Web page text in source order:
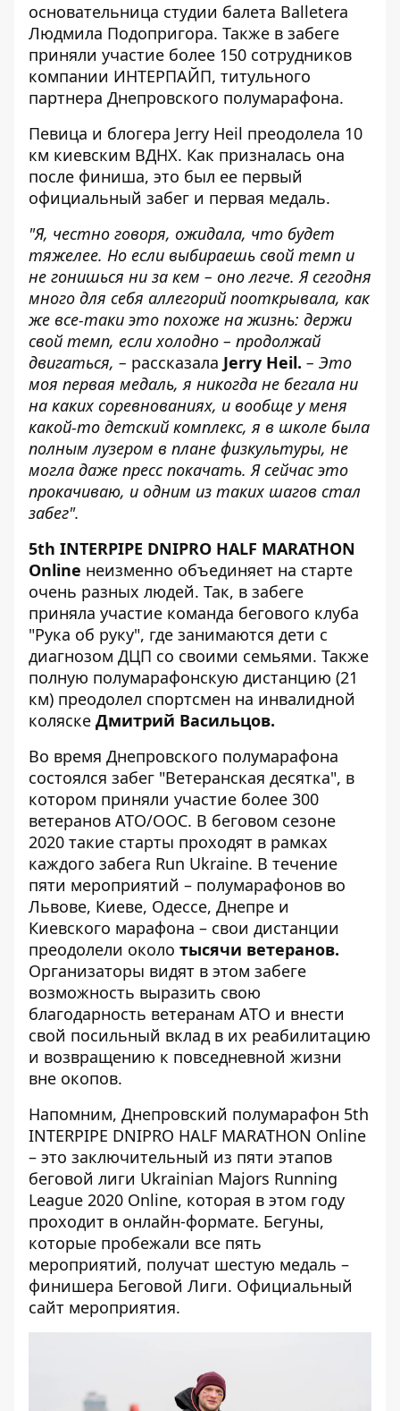
основательница студии балета Balletera
Людмила Подопригора. Также в забеге
приняли участие более 150 сотрудников
компании ИНТЕРПАЙП, титульного
партнера Днепровского полумарафона.
Певица и блогера Jerry Heil преодолела 10
км киевским ВДНХ. Как призналась она
после финиша, это был ее первый
официальный забег и первая медаль.
"Я, честно говоря, ожидала, что будет
тяжелее. Но если выбираешь свой темп и
не гонишься ни за кем – оно легче. Я сегодня
много для себя аллегорий пооткрывала, как
же все-таки это похоже на жизнь: держи
свой темп, если холодно – продолжай
двигаться, – рассказала Jerry Heil. – Это
моя первая медаль, я никогда не бегала ни
на каких соревнованиях, и вообще у меня
какой-то детский комплекс, я в школе была
полным лузером в плане физкультуры, не
могла даже пресс покачать. Я сейчас это
прокачиваю, и одним из таких шагов стал
забег".
5th INTERPIPE DNIPRO HALF MARATHON
Online неизменно объединяет на старте
очень разных людей. Так, в забеге
приняла участие команда бегового клуба
"Рука об руку", где занимаются дети с
диагнозом ДЦП со своими семьями. Также
полную полумарафонскую дистанцию ​​(21
км) преодолел спортсмен на инвалидной
коляске Дмитрий Васильцов.
Во время Днепровского полумарафона
состоялся забег "Ветеранская десятка", в
котором приняли участие более 300
ветеранов АТО/ООС. В беговом сезоне
2020 такие старты проходят в рамках
каждого забега Run Ukraine. В течение
пяти мероприятий – полумарафонов во
Львове, Киеве, Одессе, Днепре и
Киевского марафона – свои дистанции
преодолели около тысячи ветеранов.
Организаторы видят в этом забеге
возможность выразить свою
благодарность ветеранам АТО и внести
свой посильный вклад в их реабилитацию
и возвращению к повседневной жизни
вне окопов.
Напомним, Днепровский полумарафон 5th
INTERPIPE DNIPRO HALF MARATHON Online
– это заключительный из пяти этапов
беговой лиги Ukrainian Majors Running
League 2020 Online, которая в этом году
проходит в онлайн-формате. Бегуны,
которые пробежали все пять
мероприятий, получат шестую медаль –
финишера Беговой Лиги. Официальный
сайт мероприятия.